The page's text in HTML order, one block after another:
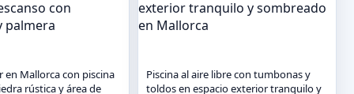
en Mallorca con piscina
rústica y área de
Piscina al aire libre con tumbonas y
toldos en espacio exterior tranquilo y